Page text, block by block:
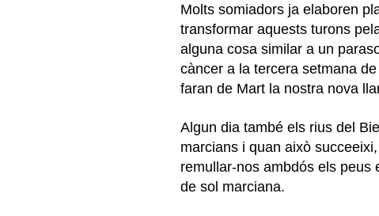
Molts somiadors ja elaboren
transformar aquests turons
alguna cosa similar a un
càncer a la tercera setmana
faran de Mart la nostra nova
Algun dia també els rius del
marcians i quan això
remullar-nos ambdós els peus
de sol marciana.